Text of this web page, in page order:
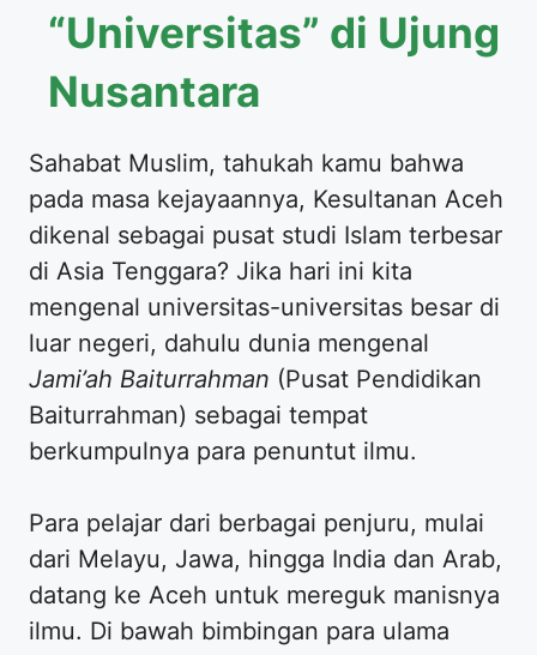
“Universitas” di Ujung
Nusantara
Sahabat Muslim, tahukah kamu bahwa
pada masa kejayaannya, Kesultanan Aceh
dikenal sebagai pusat studi Islam terbesar
di Asia Tenggara? Jika hari ini kita
mengenal universitas-universitas besar di
luar negeri, dahulu dunia mengenal
Jami’ah Baiturrahman (Pusat Pendidikan
Baiturrahman) sebagai tempat
berkumpulnya para penuntut ilmu.
Para pelajar dari berbagai penjuru, mulai
dari Melayu, Jawa, hingga India dan Arab,
datang ke Aceh untuk mereguk manisnya
ilmu. Di bawah bimbingan para ulama